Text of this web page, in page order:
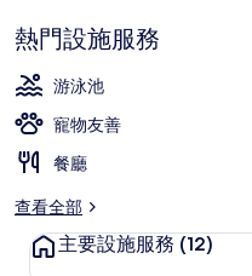
相
片
集
熱門設施服務
游泳池
寵物友善
餐廳
查看全部
主要設施服務 (12)